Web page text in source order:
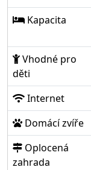
Kapacita
Vhodné pro
děti
Internet
Domácí zvíře
Oplocená
zahrada